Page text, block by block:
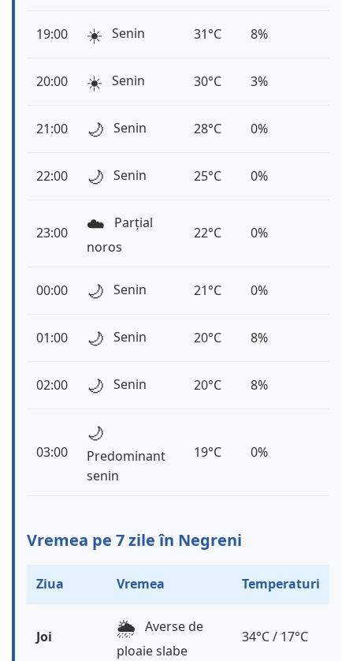
19:00 ☀️ Senin 31°C 8%
20:00 ☀️ Senin 30°C 3%
21:00 🌙 Senin 28°C 0%
22:00 🌙 Senin 25°C 0%
23:00 ☁️
Parțial
noros
22°C 0%
00:00 🌙 Senin 21°C 0%
01:00 🌙 Senin 20°C 8%
02:00 🌙 Senin 20°C 8%
03:00
🌙
Predominant
senin
19°C 0%
Vremea pe 7 zile în Negreni
Ziua Vremea Temperaturi
Joi 🌦️ Averse de
ploaie slabe
34°C / 17°C